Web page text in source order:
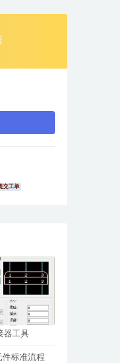
交工单
器工具
件标准流程